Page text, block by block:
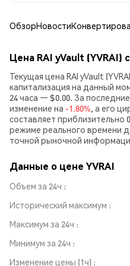
ОбзорНовости
Цена RAI yVault (YVRAI)
Текущая цена RAI yVault
капитализация на данный
24 часа — $0.00. За
изменение на -1.80%, а его
составляет приблизительно
режиме реального времени
точной рыночной
Данные о цене YVRAI
Объем за 24ч
Исторический максимум
Максимум за 24ч
Минимум за 24ч
Изменение цены (1ч)